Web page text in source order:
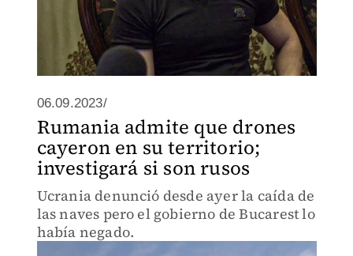
06.09.2023/
Rumania admite que drones
cayeron en su territorio;
investigará si son rusos
Ucrania denunció desde ayer la caída de
las naves pero el gobierno de Bucarest lo
había negado.